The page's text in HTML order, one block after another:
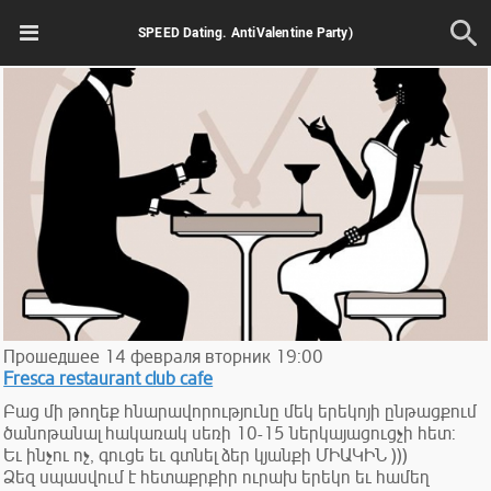
SPEED Dating. AntiValentine Party)
Прошедшее 14 февраля вторник 19:00
Fresca restaurant club cafe
Բաց մի թողեք հնարավորությունը մեկ երեկոյի ընթացքում
ծանոթանալ հակառակ սեռի 10-15 ներկայացուցչի հետ:
Եւ ինչու ոչ, գուցե եւ գտնել ձեր կյանքի ՄԻԱԿԻՆ )))
Ձեզ սպասվում է հետաքրքիր ուրախ երեկո եւ համեղ